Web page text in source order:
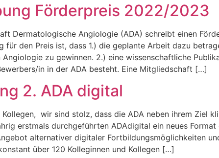
Förderpreis 2022/2023
Dermatologische Angiologie (ADA) schreibt einen
für den Preis ist, dass 1.) die geplante Arbeit dazu
zu gewinnen. 2.) eine wissenschaftliche
in in der ADA besteht. Eine Mitgliedschaft […]
2. ADA digital
Kollegen, wir sind stolz, dass die ADA neben ihrem Ziel
erstmals durchgeführten ADAdigital ein neues
alternativer digitaler Fortbildungsmöglichkeiten
über 120 Kolleginnen und Kollegen […]